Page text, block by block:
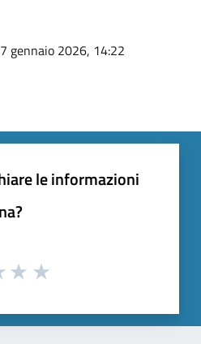
gennaio 2026, 14:22
le informazioni